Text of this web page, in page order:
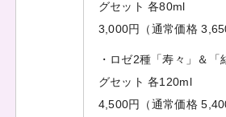
グセット 各80ml
3,000円（通常価格
・ロゼ2種「寿々」＆「
グセット 各120ml
4,500円（通常価格